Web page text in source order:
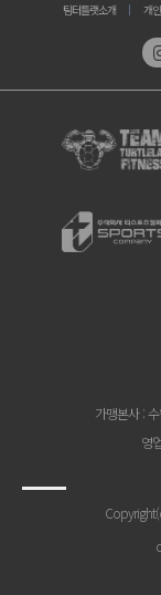
팀터틀랫소개 개
가맹본사: 수
영